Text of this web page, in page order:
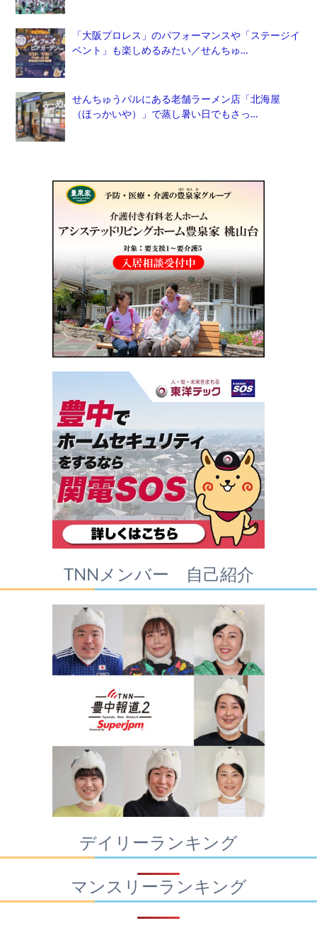
「大阪プロレス」のパフォーマンスや「ステージイ
ベント」も楽しめるみたい／せんちゅ…
せんちゅうパルにある老舗ラーメン店「北海屋
（ほっかいや）」で蒸し暑い日でもさっ…
TNNメンバー 自己紹介
デイリーランキング
マンスリーランキング